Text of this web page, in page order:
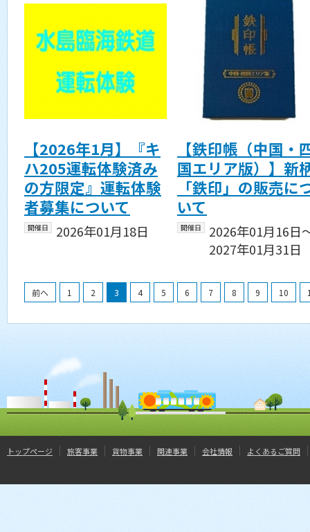
【2026年1月】『キ
ハ205運転体験済み
の方限定』運転体験
者募集について
開催日 2026年01月18日
【鉄印帳（中国・
国エリア版）】新
「鉄印」の販売に
いて
開催日
2026年01月16日
2027年01月31日
前へ 1 2 3 4 5 6 7 8 9 10
トップページ 旅客事業 貨物事業 関連事業 会社情報 よくあるご質問